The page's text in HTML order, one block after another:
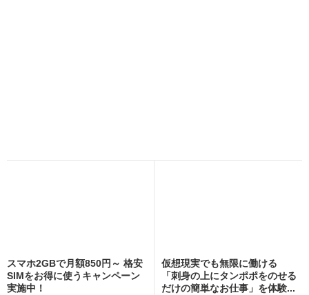
スマホ2GBで月額850円～ 格安
SIMをお得に使うキャンペーン
実施中！
仮想現実でも無限に働ける
「刺身の上にタンポポをのせる
だけの簡単なお仕事」を体験...